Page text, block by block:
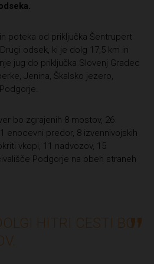
poteka od priključka Šentrupert
odsek, ki je dolg 17,5 km in
jug do priključka Slovenj Gradec
Jenina, Škalsko jezero,
bo zgrajenih 8 mostov, 26
enocevni predor, 8 izvennivojskih
vkopi, 11 nadvozov, 15
Podgorje na obeh straneh
HITRI CESTI BO